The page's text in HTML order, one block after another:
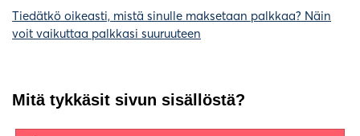
Tiedätkö oikeasti, mistä sinulle maksetaan palkkaa? Näin
voit vaikuttaa palkkasi suuruuteen
Mitä tykkäsit sivun sisällöstä?